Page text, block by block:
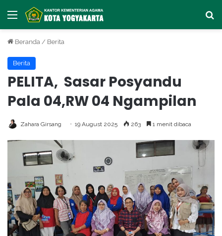
Menu
Beranda / Berita
Berita
PELITA, Sasar Posyandu
Pala 04,RW 04 Ngampilan
Zahara Girsang 19 August 2025 263 1 menit dibaca